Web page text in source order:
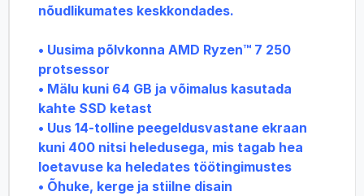
nõudlikumates keskkondades.
• Uusima põlvkonna AMD Ryzen™ 7 250
protsessor
• Mälu kuni 64 GB ja võimalus kasutada
kahte SSD ketast
• Uus 14-tolline peegeldusvastane ekraan
kuni 400 nitsi heledusega, mis tagab hea
loetavuse ka heledates töötingimustes
• Õhuke, kerge ja stiilne disain